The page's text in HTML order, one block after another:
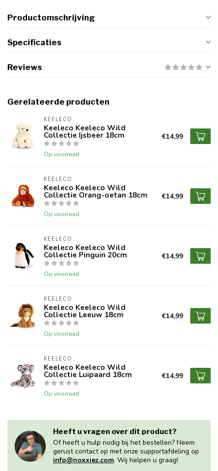
Productomschrijving
Specificaties
Reviews
Gerelateerde producten
KEELECO
Keeleco Keeleco Wild
Collectie Ijsbeer 18cm
Op voorraad
€14,99
KEELECO
Keeleco Keeleco Wild
Collectie Orang-oetan 18cm
Op voorraad
€14,99
KEELECO
Keeleco Keeleco Wild
Collectie Pinguin 20cm
Op voorraad
€14,99
KEELECO
Keeleco Keeleco Wild
Collectie Leeuw 18cm
Op voorraad
€14,99
KEELECO
Keeleco Keeleco Wild
Collectie Luipaard 18cm
Op voorraad
€14,99
Heeft u vragen over dit product?
Of heeft u hulp nodig bij het bestellen? Neem
gerust contact op met onze supportafdeling op
info@noxxiez.com. Wij helpen u graag!